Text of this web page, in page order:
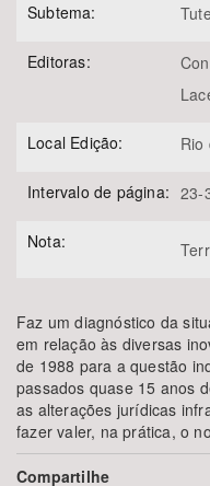
Subtema:
Editoras:
Local Edição: Rio
Intervalo de página: 23-
Nota:
Faz um diagnóstico da
em relação às diversas
de 1988 para a questão
passados quase 15 anos
as alterações jurídicas
fazer valer, na prática, o
Compartilhe